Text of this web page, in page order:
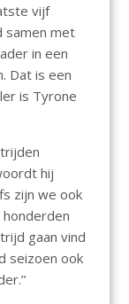
vijf
samen met
in een
Dat is een
is Tyrone
hij
zijn we ook
gaan vind
seizoen ook